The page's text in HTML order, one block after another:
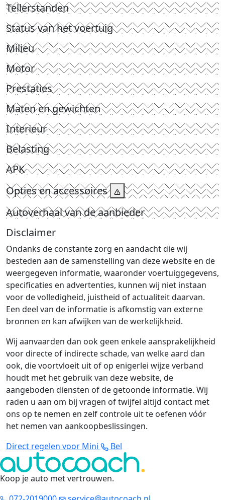
Tellerstanden
Status van het voertuig
Milieu
Motor
Prestaties
Maten en gewichten
Interieur
Belasting
APK
Opties en accessoires
Autoverhaal van de aanbieder
Disclaimer
Ondanks de constante zorg en aandacht die wij
besteden aan de samenstelling van deze website en de
weergegeven informatie, waaronder voertuiggegevens,
specificaties en advertenties, kunnen wij niet instaan
voor de volledigheid, juistheid of actualiteit daarvan.
Een deel van de informatie is afkomstig van externe
bronnen en kan afwijken van de werkelijkheid.
Wij aanvaarden dan ook geen enkele aansprakelijkheid
voor directe of indirecte schade, van welke aard dan
ook, die voortvloeit uit of op enigerlei wijze verband
houdt met het gebruik van deze website, de
aangeboden diensten of de getoonde informatie. Wij
raden u aan om bij vragen of twijfel altijd contact met
ons op te nemen en zelf controle uit te oefenen vóór
het nemen van aankoopbeslissingen.
Direct regelen voor Mini
Bel
Koop je auto met vertrouwen.